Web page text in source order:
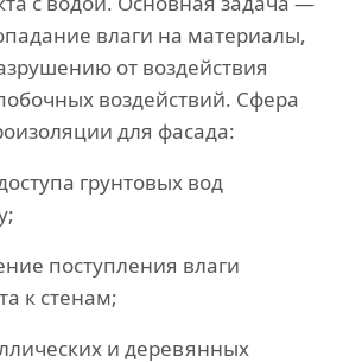
влаги на материалы,
от воздействия
воздействий. Сфера
для фасада:
грунтовых вод
поступления влаги
к стенам;
и деревянных